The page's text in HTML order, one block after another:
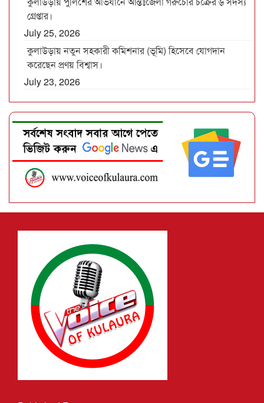
গ্রেপ্তার।
July 25, 2026
কুলাউড়ায় নতুন সহকারী কমিশনার (ভূমি) হিসেবে যোগদান
করেছেন প্রণয় বিশ্বাস।
July 23, 2026